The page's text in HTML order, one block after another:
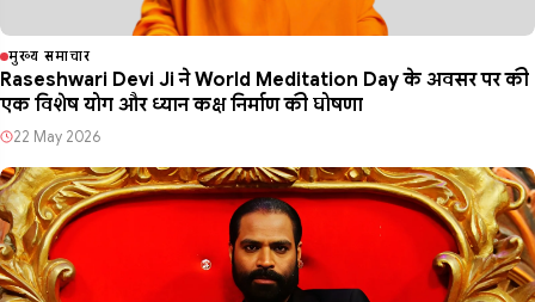
मुख्य समाचार
Raseshwari Devi Ji ने World Meditation Day के अवसर पर की
एक विशेष योग और ध्यान कक्ष निर्माण की घोषणा
22 May 2026